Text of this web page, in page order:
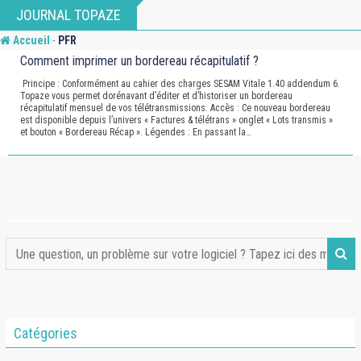
to
content
JOURNAL TOPAZE
Accueil - PFR
Comment imprimer un bordereau récapitulatif ?
Principe : Conformément au cahier des charges SESAM Vitale 1.40 addendum 6.
Topaze vous permet dorénavant d’éditer et d’historiser un bordereau
récapitulatif mensuel de vos télétransmissions. Accès : Ce nouveau bordereau
est disponible depuis l’univers « Factures & télétrans » onglet « Lots transmis »
et bouton « Bordereau Récap ». Légendes : En passant la…
Catégories